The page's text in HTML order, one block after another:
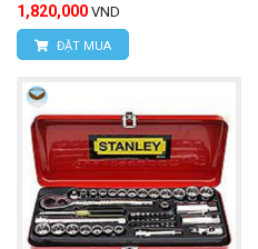
1,820,000 VND
ĐẶT MUA